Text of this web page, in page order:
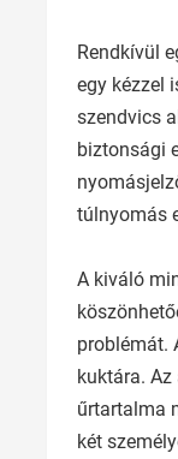
Rendkívül
egy kézzel
szendvics
biztonsági
túlnyomás
A kiváló
problémát.
kuktára. Az
űrtartalma
két